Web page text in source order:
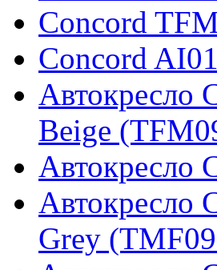
Concord
Concord
Автокресло
Beige
Автокресло
Автокресло
Grey